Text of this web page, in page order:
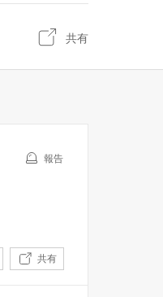
共有
報告
共有